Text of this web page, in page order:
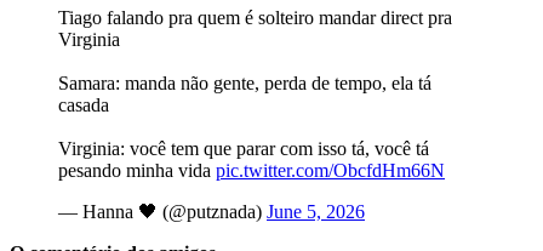
Tiago falando pra quem é solteiro mandar direct pra
Virginia
Samara: manda não gente, perda de tempo, ela tá
casada
Virginia: você tem que parar com isso tá, você tá
pesando minha vida pic.twitter.com/ObcfdHm66N
— Hanna 🖤 (@putznada) June 5, 2026